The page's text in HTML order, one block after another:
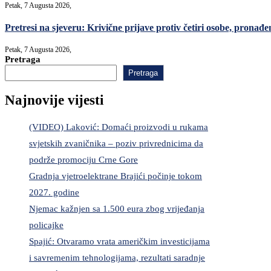
Petak, 7 Augusta 2026,
Pretresi na sjeveru: Krivične prijave protiv četiri osobe,
Petak, 7 Augusta 2026,
Pretraga
Pretraga
Najnovije vijesti
(VIDEO) Laković: Domaći proizvodi u rukama
svjetskih zvaničnika – poziv privrednicima da
podrže promociju Crne Gore
Gradnja vjetroelektrane Brajići počinje tokom
2027. godine
Njemac kažnjen sa 1.500 eura zbog vrijeđanja
policajke
Spajić: Otvaramo vrata američkim investicijama
i savremenim tehnologijama, rezultati saradnje